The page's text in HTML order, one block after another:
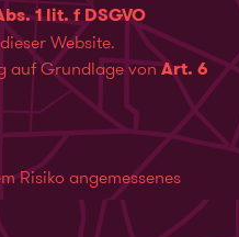
1 lit. f DSGVO
Website.
auf Grundlage vonArt. 6
Risiko angemessenes